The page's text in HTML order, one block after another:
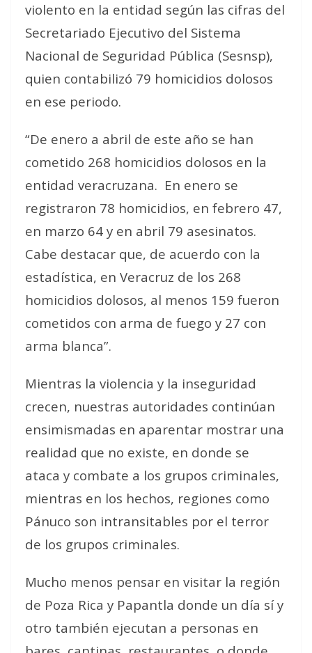
violento en la entidad según las cifras del
Secretariado Ejecutivo del Sistema
Nacional de Seguridad Pública (Sesnsp),
quien contabilizó 79 homicidios dolosos
en ese periodo.
“De enero a abril de este año se han
cometido 268 homicidios dolosos en la
entidad veracruzana. En enero se
registraron 78 homicidios, en febrero 47,
en marzo 64 y en abril 79 asesinatos.
Cabe destacar que, de acuerdo con la
estadística, en Veracruz de los 268
homicidios dolosos, al menos 159 fueron
cometidos con arma de fuego y 27 con
arma blanca”.
Mientras la violencia y la inseguridad
crecen, nuestras autoridades continúan
ensimismadas en aparentar mostrar una
realidad que no existe, en donde se
ataca y combate a los grupos criminales,
mientras en los hechos, regiones como
Pánuco son intransitables por el terror
de los grupos criminales.
Mucho menos pensar en visitar la región
de Poza Rica y Papantla donde un día sí y
otro también ejecutan a personas en